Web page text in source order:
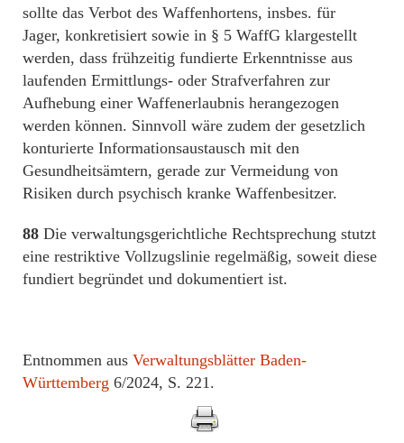
sollte das Verbot des Waffenhortens, insbes. für
Jager, konkretisiert sowie in § 5 WaffG klargestellt
werden, dass frühzeitig fundierte Erkenntnisse aus
laufenden Ermittlungs- oder Strafverfahren zur
Aufhebung einer Waffenerlaubnis herangezogen
werden können. Sinnvoll wäre zudem der gesetzlich
konturierte Informationsaustausch mit den
Gesundheitsämtern, gerade zur Vermeidung von
Risiken durch psychisch kranke Waffenbesitzer.
88 Die verwaltungsgerichtliche Rechtsprechung stutzt
eine restriktive Vollzugslinie regelmäßig, soweit diese
fundiert begründet und dokumentiert ist.
Entnommen aus Verwaltungsblätter Baden-
Württemberg 6/2024, S. 221.